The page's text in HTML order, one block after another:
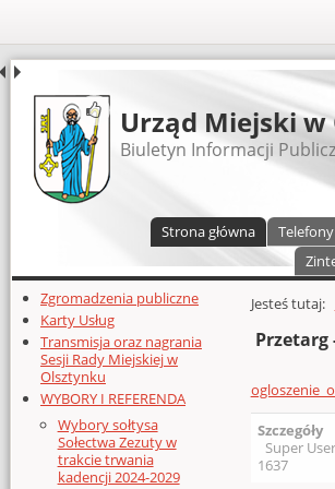
UDOSTĘPNIJ
Urząd Miejski
Biuletyn Informacji
Strona główna Telefony
Dodatkowe zasoby (lewa kolumna)
Zgromadzenia publiczne
Karty Usług
Transmisja oraz nagrania
Sesji Rady Miejskiej w
Olsztynku
WYBORY I REFERENDA
Wybory sołtysa
Sołectwa Zezuty w
trakcie trwania
kadencji 2024-2029
Głównej
Jesteś tutaj:
Przetarg
Szczegóły
Super User
1637